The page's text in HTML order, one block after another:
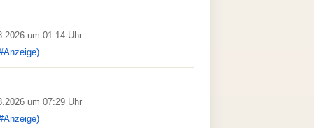
um 01:14 Uhr
um 07:29 Uhr